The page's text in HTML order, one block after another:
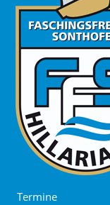
Termine